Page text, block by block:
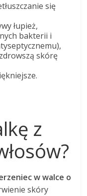
się
łupież,
bakterii i
skórę
z
w walce o
skóry